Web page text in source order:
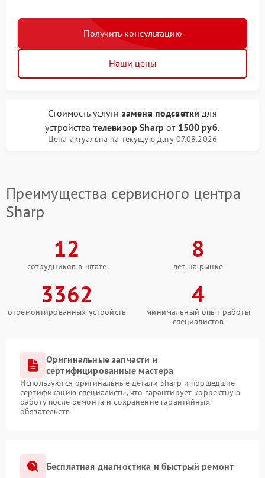
Получить консультацию
Наши цены
Стоимость услуги замена подсветки для
устройства телевизор Sharp от 1500 руб.
Цена актуальна на текущую дату 07.08.2026
Преимущества сервисного центра
Sharp
12
сотрудников в штате
8
лет на рынке
3362
отремонтированных устройств
4
минимальный опыт работы
специалистов
Оригинальные запчасти и
сертифицированные мастера
Используются оригинальные детали Sharp и прошедшие
сертификацию специалисты, что гарантирует корректную
работу после ремонта и сохранение гарантийных
обязательств
Бесплатная диагностика и быстрый ремонт